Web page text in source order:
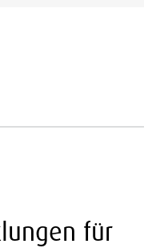
für